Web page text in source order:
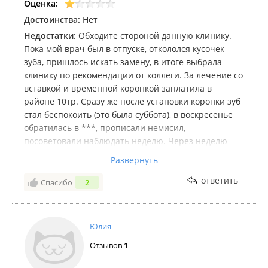
Оценка:
Достоинства: Нет
Недостатки: Обходите стороной данную клинику.
Пока мой врач был в отпуске, откололся кусочек
зуба, пришлось искать замену, в итоге выбрала
клинику по рекомендации от коллеги. За лечение со
вставкой и временной коронкой заплатила в
районе 10тр. Сразу же после установки коронки зуб
стал беспокоить (это была суббота), в воскресенье
обратилась в ***, прописали немисил,
посоветовали наблюдать неделю. Через неделю
конечно я пошла к ней в ***, сделали снимок, КТ
новое, посмотрели ранее сделанное КТ (за 3 мес до
было ок и не было потребности вскрывать канал,
применяют, прошлый век), нужно было
восстановить пломбу и дальше не лезть, не
спиливать зуб под коронку. При этом спилили так, и
Развернуть
Спасибо 2 ответить
Юлия
Отзывов 1